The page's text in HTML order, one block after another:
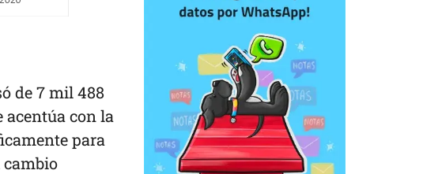
de 7 mil 488
acentúa con la
para